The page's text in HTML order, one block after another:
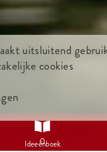
Ideeënboek

0
uitsluitend
cookies